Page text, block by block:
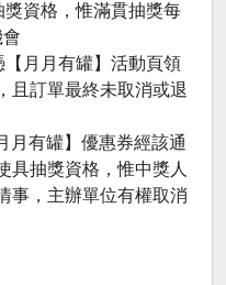
資格，惟滿貫抽獎每
月月有罐】活動頁領
且訂單最終未取消或退
月有罐】優惠券經該通
具抽獎資格，惟中獎人
事，主辦單位有權取消